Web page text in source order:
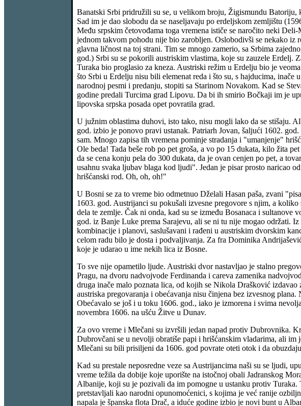
Banatski Srbi pridružili su se, u velikom broju, Žigismundu Batoriju,
Sad im je dao slobodu da se naseljavaju po erdeljskom zemljištu
Među srpskim četovođama toga vremena ističe se naročito neki
jednom takvom pohodu nije bio zarobljen. Oslobodivši se nekako iz
glavna ličnost na toj strani. Tim se mnogo zamerio, sa Srbima
god.) Srbi su se pokorili austriskim vlastima, koje su zauzele
Turaka bio proglasio za kneza. Austriski režim u Erdelju bio je
što Srbi u Erdelju nisu bili elemenat reda i što su, s hajducima,
narodnoj pesmi i predanju, stopiti sa Starinom Novakom. Kad se
godine predali Turcima grad Lipovu. Da bi ih smirio Bočkaji im je
lipovska srpska posada opet povratila grad.
U južnim oblastima duhovi, isto tako, nisu mogli lako da se stišaju.
god. izbio je ponovo pravi ustanak. Patriarh Jovan, šaljući 1602.
sam. Mnogo zapisa tih vremena pominje stradanja i "umanjenje"
Ole beda! Tada beše rob po pet groša, a vo po 15 dukata, kilo žita
da se cena konju pela do 300 dukata, da je ovan cenjen po pet, a
usahnu svaka ljubav blaga kod ljudi". Jedan je pisar prosto naricao
hrišćanski rod. Oh, oh, oh!"
U Bosni se za to vreme bio odmetnuo Dželali Hasan paša, zvani
1603. god. Austrijanci su pokušali izvesne pregovore s njim, a
dela te zemlje. Čak ni onda, kad su se između Bosanaca i sultanove
god. iz Banje Luke prema Sarajevu, ali se ni tu nije mogao održati.
kombinacije i planovi, saslušavani i rađeni u austriskim dvorskim
celom radu bilo je dosta i podvaljivanja. Za fra Dominika
koje je udarao u ime nekih lica iz Bosne.
To sve nije opametilo ljude. Austriski dvor nastavljao je stalno
Pragu, na dvoru nadvojvode Ferdinanda i careva zamenika
druga inače malo poznata lica, od kojih se Nikola Drašković
austriska pregovaranja i obećavanja nisu činjena bez izvesnog
Obećavalo se još i u toku 1606. god., iako je izmorena i svima
novembra 1606. na ušću Žitve u Dunav.
Za ovo vreme i Mlečani su izvršili jedan napad protiv Dubrovnika.
Dubrovčani se u nevolji obratiše papi i hrišćanskim vladarima, ali im
Mlečani su bili prisiljeni da 1606. god povrate oteti otok i da
Kad su prestale neposredne veze sa Austrijancima naši su se ljudi,
vreme težila da dobije koje uporište na istočnoj obali Jadranskog
Albanije, koji su je pozivali da im pomogne u ustanku protiv
pretstavljali kao narodni opunomoćenici, s kojima je već ranije
napala je španska flota Drač, a iduće godine izbio je novi bunt u